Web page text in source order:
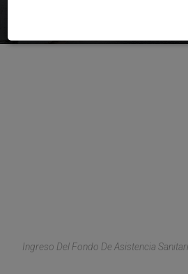
Ingreso Del Fondo De Asistencia